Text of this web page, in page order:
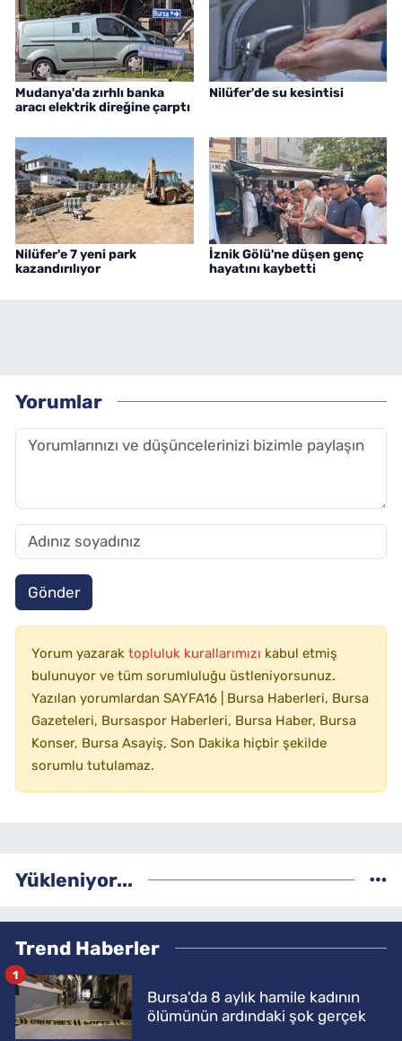
Mudanya'da zırhlı banka
aracı elektrik direğine çarptı
Nilüfer'de su kesintisi
Nilüfer'e 7 yeni park
kazandırılıyor
İznik Gölü'ne düşen genç
hayatını kaybetti
Yorumlar
Gönder
Yorum yazarak topluluk kurallarımızı kabul etmiş
bulunuyor ve tüm sorumluluğu üstleniyorsunuz.
Yazılan yorumlardan SAYFA16 | Bursa Haberleri, Bursa
Gazeteleri, Bursaspor Haberleri, Bursa Haber, Bursa
Konser, Bursa Asayiş, Son Dakika hiçbir şekilde
sorumlu tutulamaz.
Yükleniyor...
Trend Haberler
Bursa'da 8 aylık hamile kadının
ölümünün ardındaki şok gerçek
1